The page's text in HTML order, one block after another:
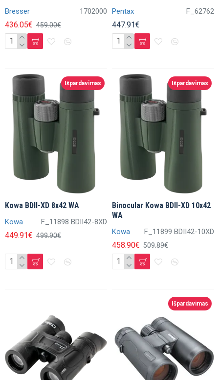
Bresser 1702000
436.05€ 459.00€
Pentax F_62762
447.91€
Išpardavimas
Kowa F_11898 BDII42-8XD
Kowa BDII-XD 8x42 WA
449.91€ 499.90€
Išpardavimas
Kowa F_11899 BDII42-10XD
Binocular Kowa BDII-XD 10x42
WA
458.90€ 509.89€
Išpardavimas